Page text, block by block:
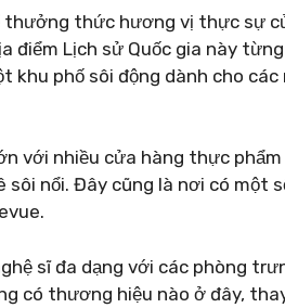
thức hương vị thực sự
điểm Lịch sử Quốc gia này
khu phố sôi động dành cho các
với nhiều cửa hàng thực
nổi. Đây cũng là nơi có một
sĩ đa dạng với các phòng
có thương hiệu nào ở đây,